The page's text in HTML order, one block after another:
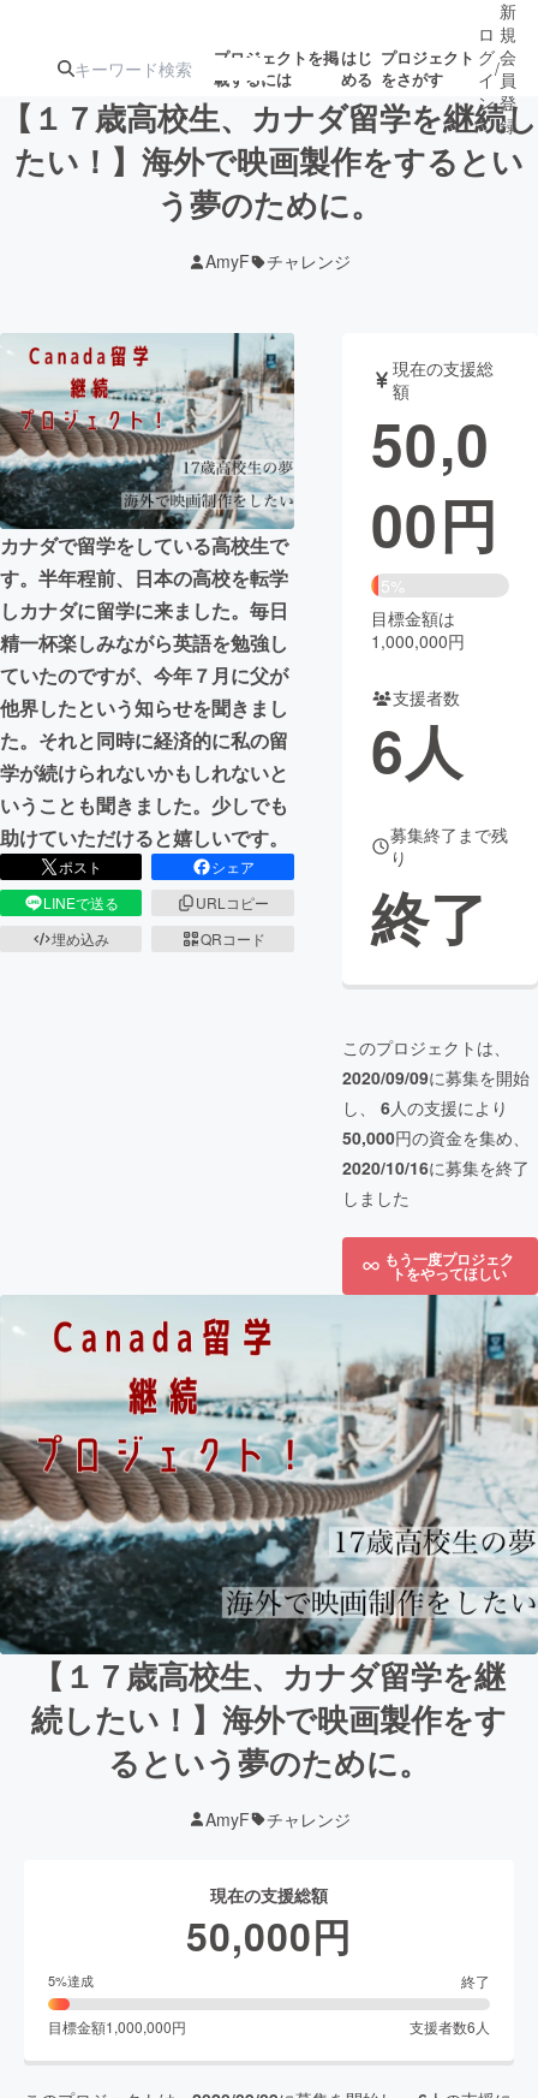
プロジェクトを掲
載するには
はじ
める
プロジェクト
をさがす
注目のリ 注目の新着プロ
ジェクト
募集終了が近いプ
テクノロジー・ガジェット
映像・映画 書籍・雑誌
ビジネス・起業 チャレンジ
まちづくり・地域活性化
CAMPFIRE for Social Good
CAMPFIRE Creation
CAMPFIREふるさと納税machi-ya コミュニティ
ロ
グ
イ
ン
/
新
規
会
員
登
録
【１７歳高校生、カナダ留学を継続し
たい！】海外で映画製作をするとい
う夢のために。
AmyF チャレンジ
カナダで留学をしている高校生で
す。半年程前、日本の高校を転学
しカナダに留学に来ました。毎日
精一杯楽しみながら英語を勉強し
ていたのですが、今年７月に父が
他界したという知らせを聞きまし
た。それと同時に経済的に私の留
学が続けられないかもしれないと
いうことも聞きました。少しでも
助けていただけると嬉しいです。
ポスト
シェア
LINEで送る
URLコピー
埋め込み
QRコード
現在の支援総
額
50,0
00円
5%
目標金額は
1,000,000円
支援者数
6人
募集終了まで残
り
終了
このプロジェクトは、
2020/09/09に募集を開始
し、 6人の支援により
50,000円の資金を集め、
2020/10/16に募集を終了
しました
もう一度プロジェク
トをやってほしい
【１７歳高校生、カナダ留学を継
続したい！】海外で映画製作をす
るという夢のために。
AmyF チャレンジ
現在の支援総額
50,000円
5%達成 終了
目標金額1,000,000円 支援者数6 人